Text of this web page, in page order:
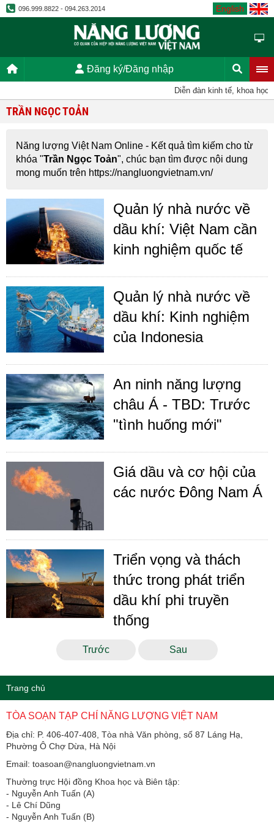
096.999.8822 - 094.263.2014 English
Đăng ký/Đăng nhập
Diễn đàn kinh tế, khoa
TRẦN NGỌC TOẢN
Năng lượng Việt Nam Online - Kết quả tìm kiếm cho từ
khóa "Trần Ngọc Toản", chúc bạn tìm được nội dung
mong muốn trên https://nangluongvietnam.vn/
Quản lý nhà nước về
dầu khí: Việt Nam cần
kinh nghiệm quốc tế
Quản lý nhà nước về
dầu khí: Kinh nghiệm
của Indonesia
An ninh năng lượng
châu Á - TBD: Trước
"tình huống mới"
Giá dầu và cơ hội của
các nước Đông Nam Á
Triển vọng và thách
thức trong phát triển
dầu khí phi truyền
thống
Trước Sau
Trang chủ
TÒA SOẠN TẠP CHÍ NĂNG LƯỢNG VIỆT NAM
Địa chỉ: P. 406-407-408, Tòa nhà Văn phòng, số 87 Láng Hạ,
Phường Ô Chợ Dừa, Hà Nội
Email: toasoan@nangluongvietnam.vn
Thường trực Hội đồng Khoa học và Biên tập:
​​​​​​- Nguyễn Anh Tuấn (A)
- Lê Chí Dũng
- Nguyễn Anh Tuấn (B)